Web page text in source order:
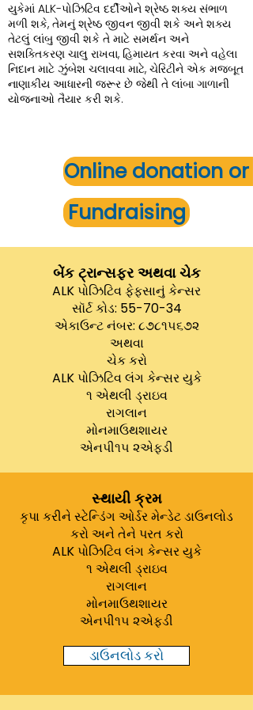
યુકેમાં ALK-પોઝિટિવ દર્દીઓને શ્રેષ્ઠ શક્ય સંભાળ
મળી શકે, તેમનું શ્રેષ્ઠ જીવન જીવી શકે અને શક્ય
તેટલું લાંબુ જીવી શકે તે માટે સમર્થન અને
સશક્તિકરણ ચાલુ રાખવા, હિમાયત કરવા અને વહેલા
નિદાન માટે ઝુંબેશ ચલાવવા માટે, ચેરિટીને એક મજબૂત
નાણાકીય આધારની જરૂર છે જેથી તે લાંબા ગાળાની
યોજનાઓ તૈયાર કરી શકે.
Online donation or
Fundraising
બેંક ટ્રાન્સફર અથવા ચેક
ALK પોઝિટિવ ફેફસાનું કેન્સર
સૉર્ટ કોડ: 55-70-34
એકાઉન્ટ નંબર: ૮૭૮૧૫૬૭૨
અથવા
ચેક કરો
ALK પોઝિટિવ લંગ કેન્સર યુકે
૧ એથલી ડ્રાઇવ
રાગલાન
મોનમાઉથશાયર
એનપી૧૫ ૨એફડી
સ્થાયી ક્રમ
કૃપા કરીને સ્ટેન્ડિંગ ઓર્ડર મેન્ડેટ ડાઉનલોડ
કરો અને તેને પરત કરો
ALK પોઝિટિવ લંગ કેન્સર યુકે
૧ એથલી ડ્રાઇવ
રાગલાન
મોનમાઉથશાયર
એનપી૧૫ ૨એફડી
ડાઉનલોડ કરો